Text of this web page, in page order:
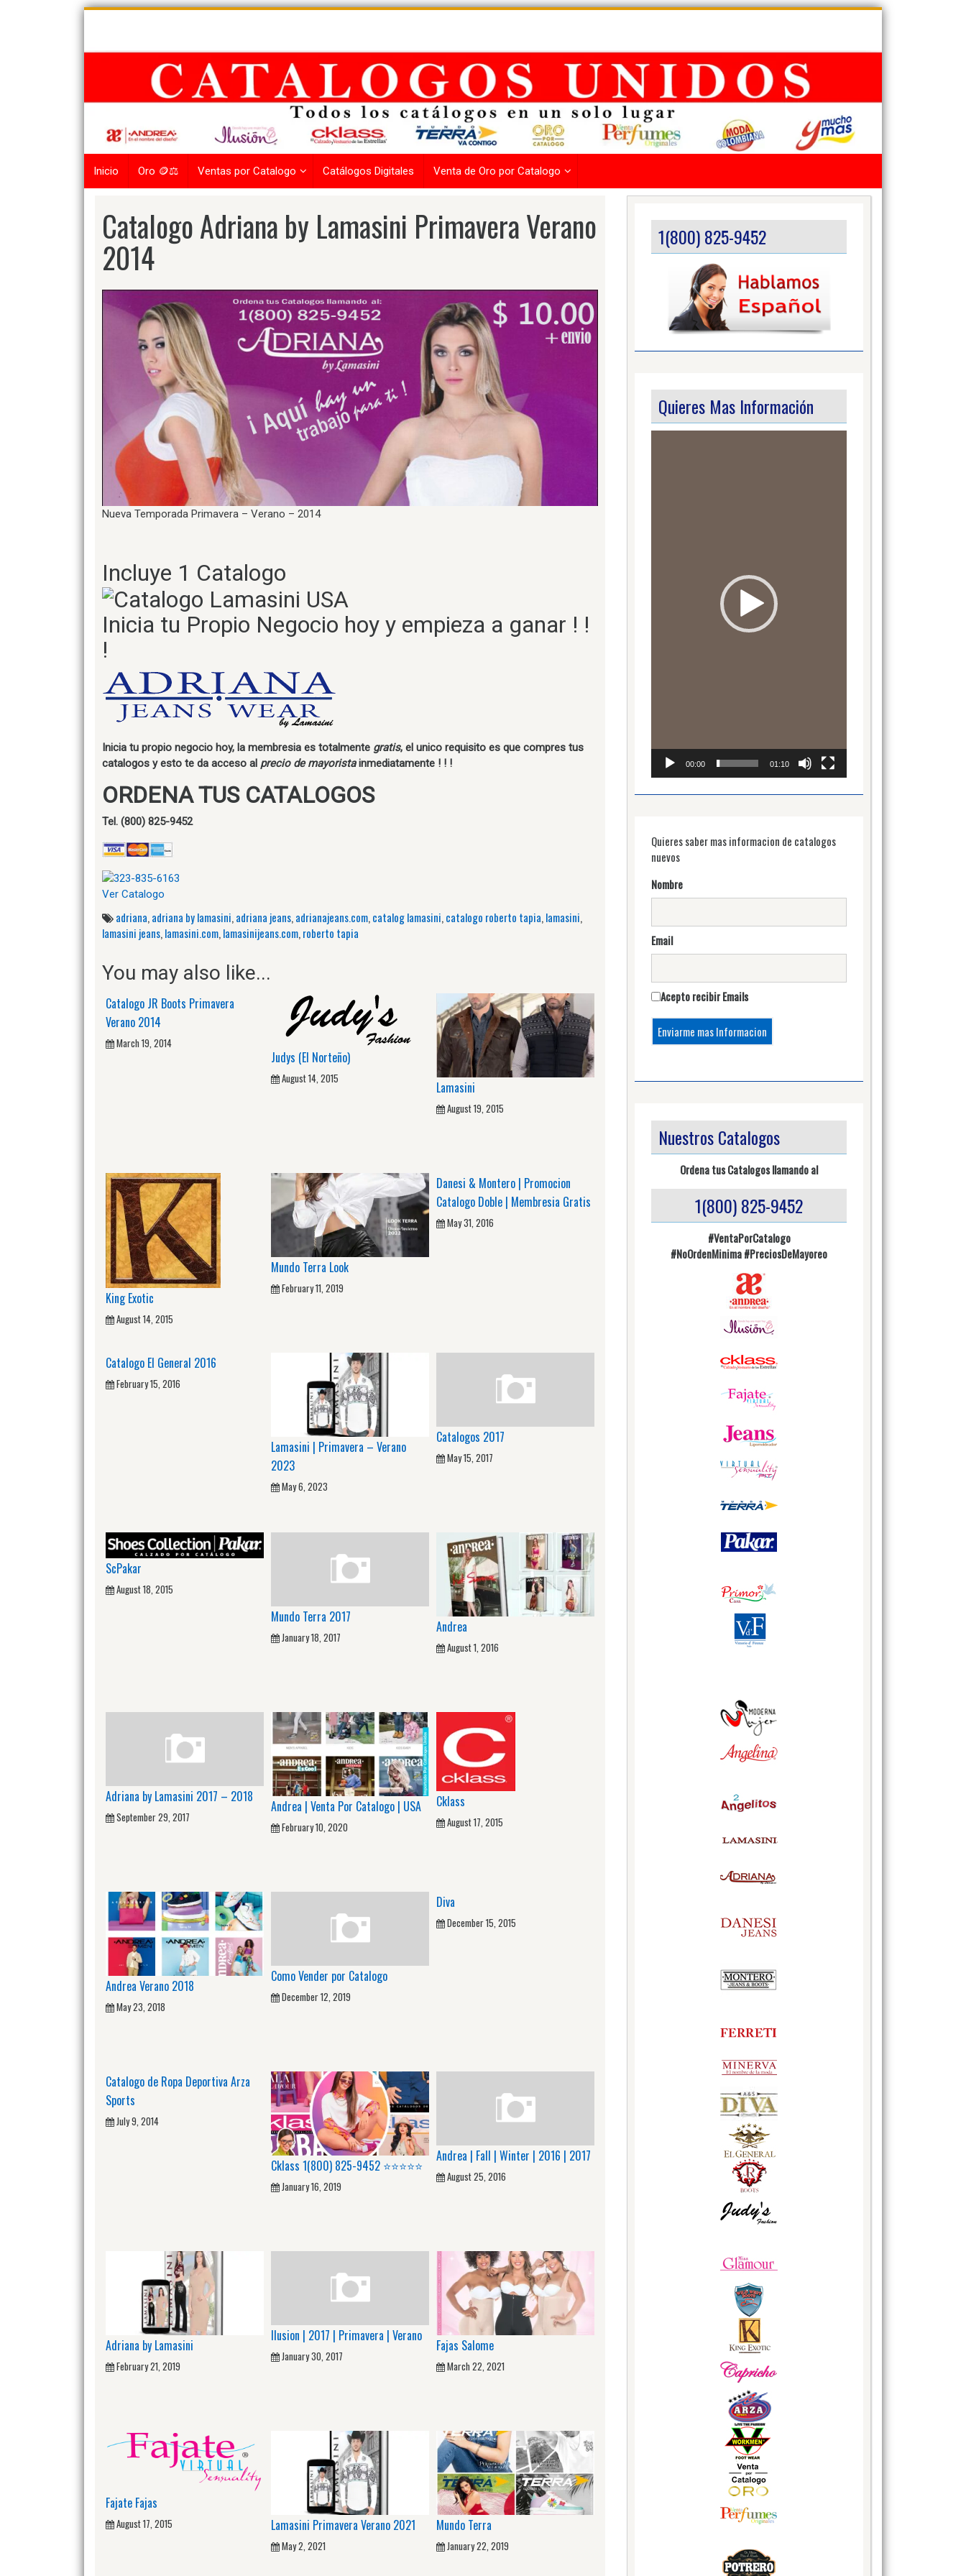
Skip
Inicio Oro 🪙⚖️ Ventas por Catalogo Catálogos Digitales Venta de Oro por Catalogo
Catalogo Adriana by Lamasini Primavera Verano
2014
Nueva Temporada Primavera – Verano – 2014
Incluye 1 Catalogo
Inicia tu Propio Negocio hoy y empieza a ganar ! !
!
Inicia tu propio negocio hoy, la membresia es totalmente gratis, el unico requisito es que compres tus
catalogos y esto te da acceso al precio de mayoristainmediatamente ! ! !
ORDENA TUS CATALOGOS
Tel. (800) 825-9452
Ver Catalogo
adriana,adriana by lamasini,adriana jeans,adrianajeans.com,catalog lamasini,catalogo roberto tapia,lamasini,
lamasini jeans,lamasini.com,lamasinijeans.com,roberto tapia
You may also like...
Catalogo JR Boots Primavera
Verano 2014
March 19, 2014
Judys (El Norteño)
August 14, 2015
Lamasini
August 19, 2015
King Exotic
August 14, 2015
Mundo Terra Look
February 11, 2019
Danesi & Montero | Promocion
Catalogo Doble | Membresia Gratis
May 31, 2016
Catalogo El General 2016
February 15, 2016
Lamasini | Primavera – Verano
2023
May 6, 2023
Catalogos 2017
May 15, 2017
ScPakar
August 18, 2015
Mundo Terra 2017
January 18, 2017
Andrea
August 1, 2016
Adriana by Lamasini 2017 – 2018
September 29, 2017
Andrea | Venta Por Catalogo | USA
February 10, 2020
Cklass
August 17, 2015
Andrea Verano 2018
May 23, 2018
Como Vender por Catalogo
December 12, 2019
Diva
December 15, 2015
Catalogo de Ropa Deportiva Arza
Sports
July 9, 2014
Cklass 1(800) 825-9452 ⭐⭐⭐⭐⭐
January 16, 2019
Andrea | Fall | Winter | 2016 | 2017
August 25, 2016
Adriana by Lamasini
February 21, 2019
Ilusion | 2017 | Primavera | Verano
January 30, 2017
Fajas Salome
March 22, 2021
Fajate Fajas
August 17, 2015 Lamasini Primavera Verano 2021
May 2, 2021
Mundo Terra
January 22, 2019
1(800) 825-9452
Quieres Mas Información
00:00 01:10
Quieres saber mas informacion de catalogos
nuevos
Nombre
Email
Acepto recibir Emails
Nuestros Catalogos
Ordena tus Catalogos llamando al
1(800) 825-9452
#VentaPorCatalogo
#NoOrdenMinima#PreciosDeMayoreo